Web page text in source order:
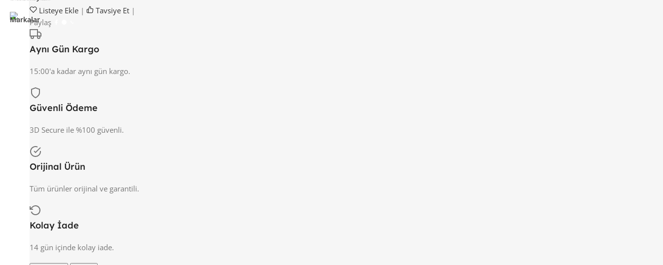
Listeye Ekle | Tavsiye Et |
Paylaş
Aynı Gün Kargo
15:00'a kadar aynı gün kargo.
Güvenli Ödeme
3D Secure ile %100 güvenli.
Orijinal Ürün
Tüm ürünler orijinal ve garantili.
Kolay İade
14 gün içinde kolay iade.